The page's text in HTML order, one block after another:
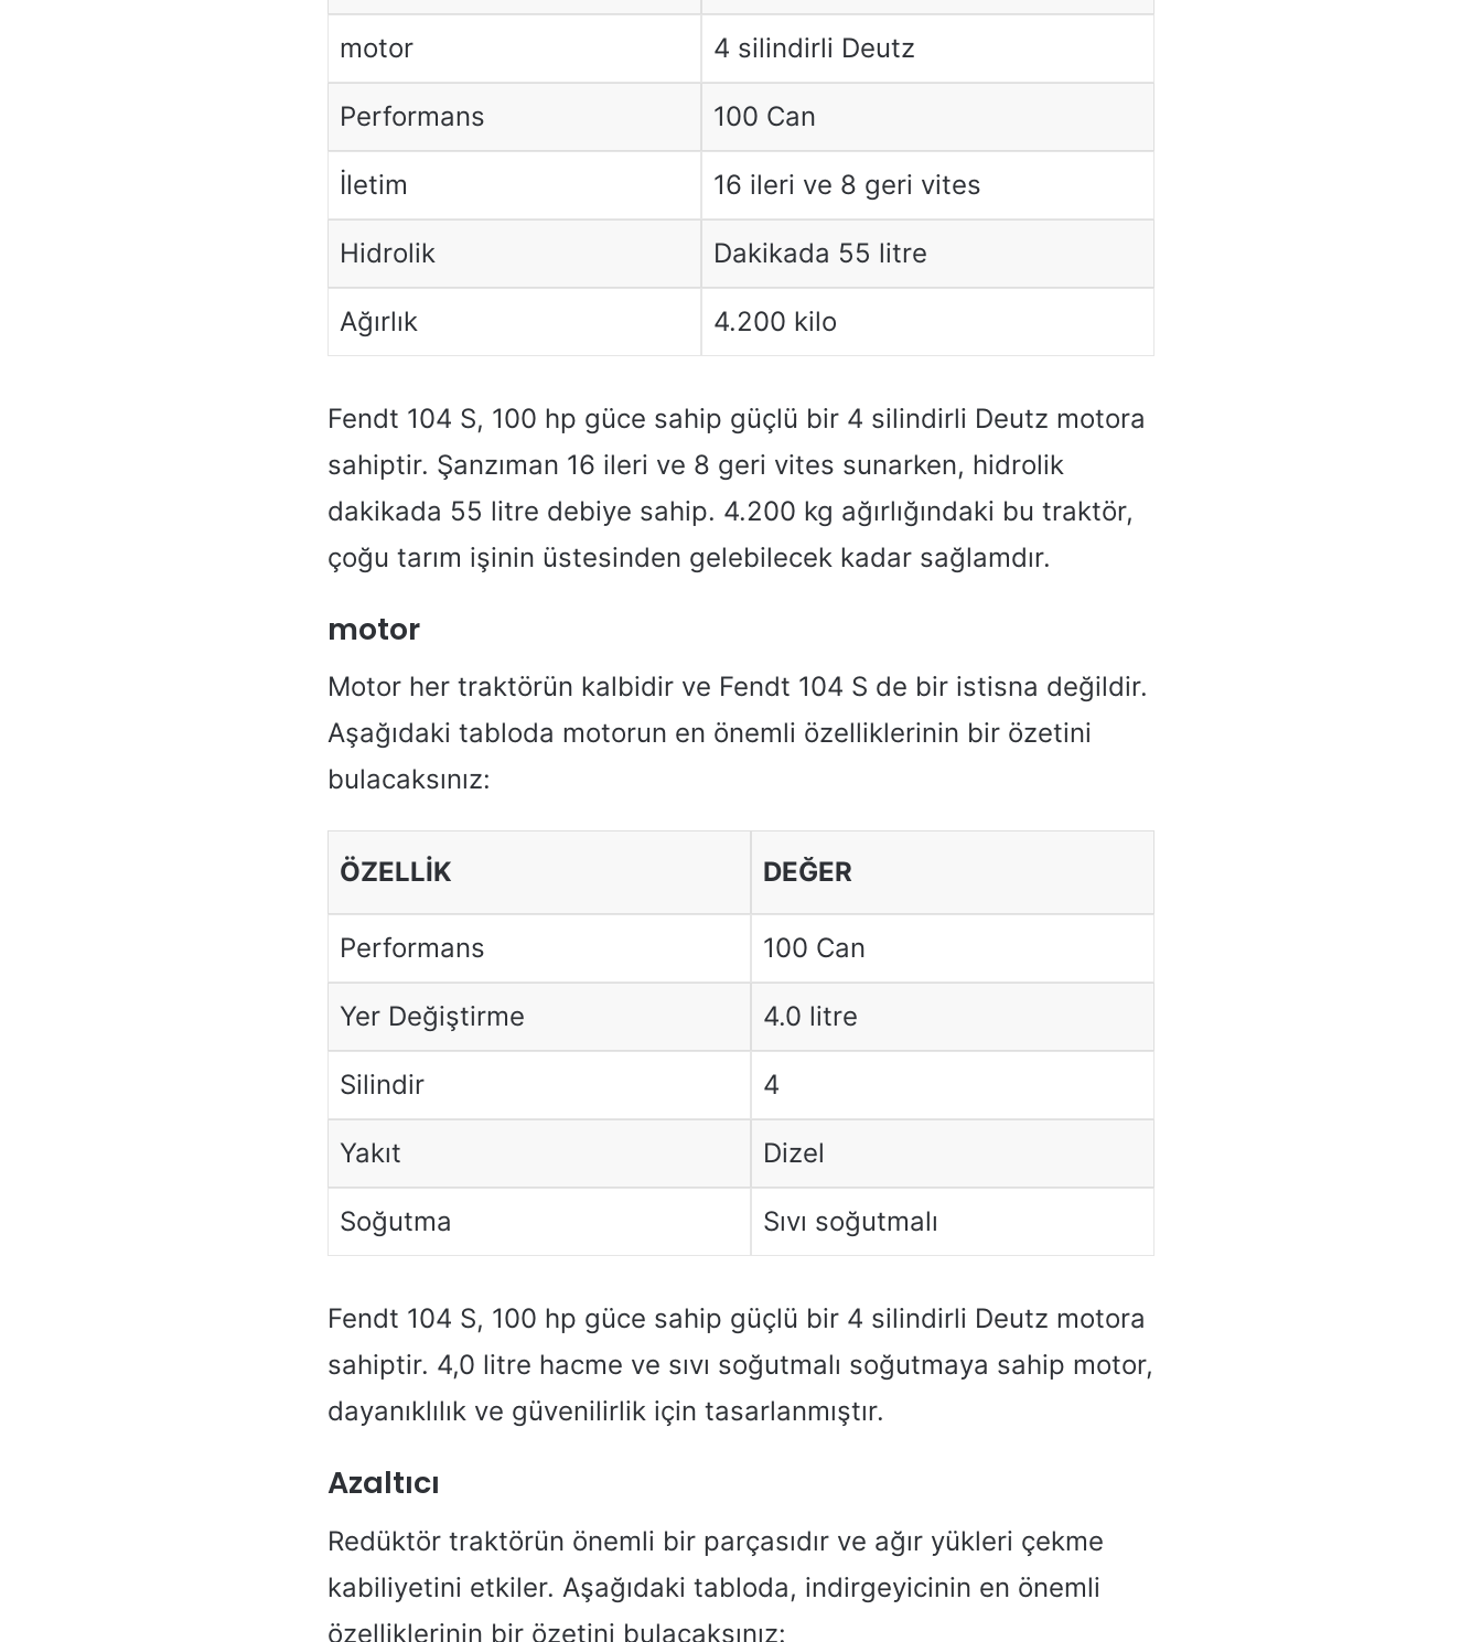
motor 4 silindirli Deutz
Performans 100 Can
İletim 16 ileri ve 8 geri vites
Hidrolik Dakikada 55 litre
Ağırlık 4.200 kilo
Fendt 104 S, 100 hp güce sahip güçlü bir 4 silindirli Deutz motora
sahiptir. Şanzıman 16 ileri ve 8 geri vites sunarken, hidrolik
dakikada 55 litre debiye sahip. 4.200 kg ağırlığındaki bu traktör,
çoğu tarım işinin üstesinden gelebilecek kadar sağlamdır.
motor
Motor her traktörün kalbidir ve Fendt 104 S de bir istisna değildir.
Aşağıdaki tabloda motorun en önemli özelliklerinin bir özetini
bulacaksınız:
ÖZELLIK DEĞER
Performans 100 Can
Yer Değiştirme 4.0 litre
Silindir 4
Yakıt Dizel
Soğutma Sıvı soğutmalı
Fendt 104 S, 100 hp güce sahip güçlü bir 4 silindirli Deutz motora
sahiptir. 4,0 litre hacme ve sıvı soğutmalı soğutmaya sahip motor,
dayanıklılık ve güvenilirlik için tasarlanmıştır.
Azaltıcı
Redüktör traktörün önemli bir parçasıdır ve ağır yükleri çekme
kabiliyetini etkiler. Aşağıdaki tabloda, indirgeyicinin en önemli
özelliklerinin bir özetini bulacaksınız: